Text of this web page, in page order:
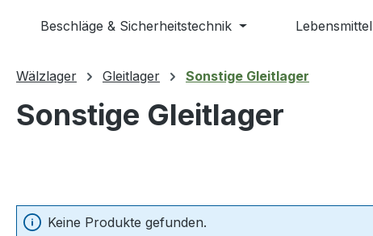
Beschläge & Sicherheitstechnik Lebensmittel
Wälzlager Gleitlager Sonstige Gleitlager
Sonstige Gleitlager
Keine Produkte gefunden.